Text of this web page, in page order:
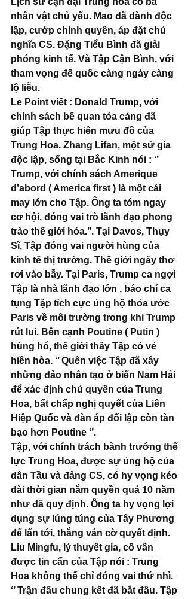
nhân vật chủ yếu. Mao đã dành độc
lập, cướp chính quyền, áp đặt chủ
nghĩa CS. Đặng Tiểu Bình đã giải
phóng kinh tế. Và Tập Cận Bình, với
tham vọng đế quốc càng ngày càng
lộ liễu.
Le Point viết : Donald Trump, với
chính sách bế quan tỏa cảng đã
giúp Tập thực hiên mưu đồ của
Trung Hoa. Zhang Lifan, một sử gia
độc lập, sống tại Bắc Kinh nói : ‘’
Trump, với chính sách Amerique
d’abord ( America first ) là một cái
may lớn cho Tập. Ông ta tóm ngay
cơ hội, đóng vai trò lãnh đạo phong
trào thế giới hóa.’’. Tại Davos, Thụy
Sĩ, Tập đóng vai người hùng của
kinh tế thị trường. Thế giới ngây thơ
rơi vào bẫy. Tại Paris, Trump ca ngợi
Tập là nhà lãnh đạo lớn , báo chí ca
tụng Tập tích cực ủng hộ thỏa ước
Paris về môi trường trong khi Trump
rút lui. Bên cạnh Poutine ( Putin )
hùng hổ, thế giới thấy Tập có vẻ
hiền hòa. ‘’ Quên việc Tập đã xây
những đảo nhân tạo ở biển Nam Hải
để xác định chủ quyền của Trung
Hoa, bất chấp nghị quyết của Liên
Hiệp Quốc và đàn áp đối lập còn tàn
bạo hơn Poutine ‘’.
Tập, với chính trách bành trướng thế
lực Trung Hoa, được sự ủng hộ của
dân Tầu và đảng CS, có hy vọng kéo
dài thời gian nắm quyền quá 10 năm
như đã quy định. Ông ta hy vọng lợi
dụng sự lúng túng của Tây Phương
để lấn tới, thắng ván cờ quyết định.
Liu Mingfu, lý thuyết gia, cố vấn
được tin cẩn của Tập nói : Trung
Hoa không thể chỉ đóng vai thứ nhì.
‘’ Trận đấu chung kết đã bắt đầu. Tập